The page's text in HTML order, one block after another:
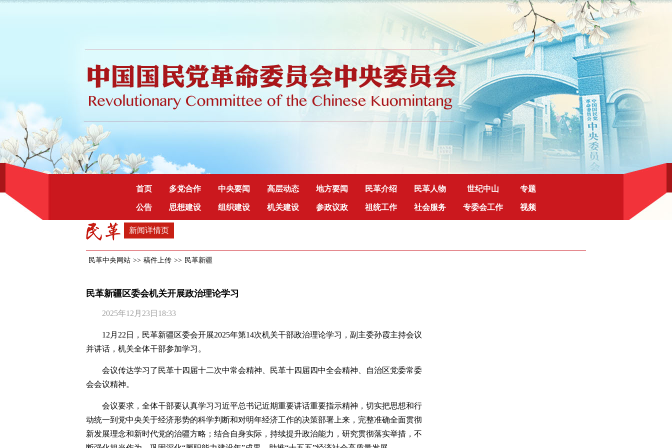
首页 多党合作 中央要闻 高层动态 地方要闻 民革介绍 民革人物 世纪中山 专题
公告 思想建设 组织建设 机关建设 参政议政 祖统工作 社会服务 专委会工作 视频
新闻详情页
民革中央网站 >> 稿件上传 >> 民革新疆
民革新疆区委会机关开展政治理论学习
2025年12月23日18:33
12月22日，民革新疆区委会开展2025年第14次机关干部政治理论学习，副主委孙霞主持会议
并讲话，机关全体干部参加学习。
会议传达学习了民革十四届十二次中常会精神、民革十四届四中全会精神、自治区党委常委
会会议精神。
会议要求，全体干部要认真学习习近平总书记近期重要讲话重要指示精神，切实把思想和行
动统一到党中央关于经济形势的科学判断和对明年经济工作的决策部署上来，完整准确全面贯彻
新发展理念和新时代党的治疆方略；结合自身实际，持续提升政治能力，研究贯彻落实举措，不